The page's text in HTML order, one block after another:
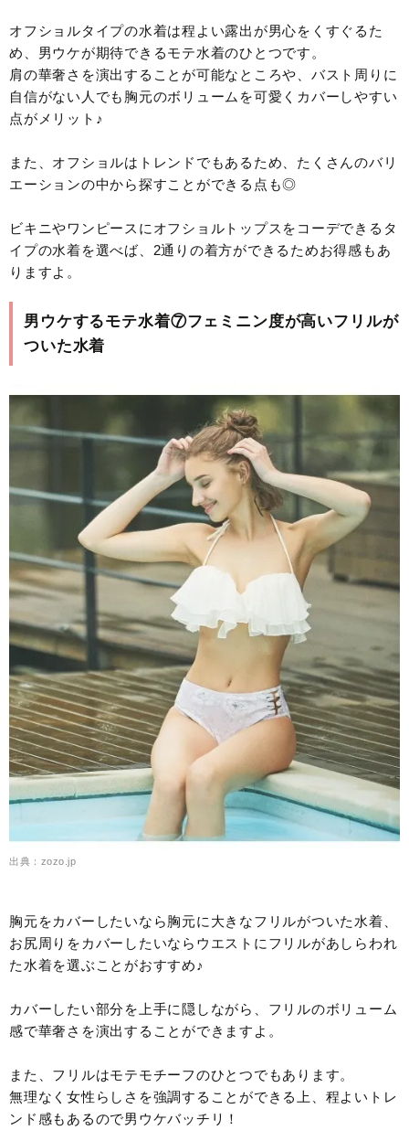
オフショルタイプの水着は程よい露出が男心をくすぐるた
め、男ウケが期待できるモテ水着のひとつです。
肩の華奢さを演出することが可能なところや、バスト周りに
自信がない人でも胸元のボリュームを可愛くカバーしやすい
点がメリット♪
また、オフショルはトレンドでもあるため、たくさんのバリ
エーションの中から探すことができる点も◎
ビキニやワンピースにオフショルトップスをコーデできるタ
イプの水着を選べば、2通りの着方ができるためお得感もあ
りますよ。
男ウケするモテ水着⑦フェミニン度が高いフリルが
ついた水着
出典：zozo.jp
胸元をカバーしたいなら胸元に大きなフリルがついた水着、
お尻周りをカバーしたいならウエストにフリルがあしらわれ
た水着を選ぶことがおすすめ♪
カバーしたい部分を上手に隠しながら、フリルのボリューム
感で華奢さを演出することができますよ。
また、フリルはモテモチーフのひとつでもあります。
無理なく女性らしさを強調することができる上、程よいトレ
ンド感もあるので男ウケバッチリ！